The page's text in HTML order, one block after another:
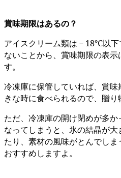
賞味期限はあるの？
アイスクリーム類は－18℃以
ないことから、賞味期限の表
す。
冷凍庫に保管していれば、賞
きな時に食べられるので、贈り
ただ、冷凍庫の開け閉めが多か
なってしまうと、氷の結晶が
たり、素材の風味がとんでし
おすすめしますよ。